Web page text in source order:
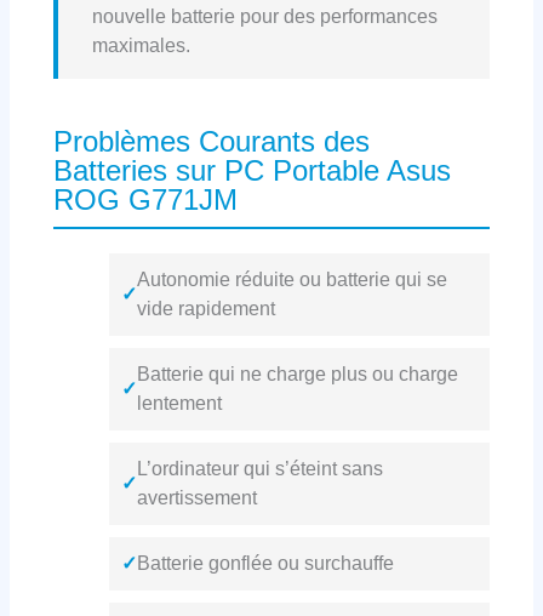
nouvelle batterie pour des performances
maximales.
Problèmes Courants des
Batteries sur PC Portable Asus
ROG G771JM
✓
Autonomie réduite ou batterie qui se
vide rapidement
✓
Batterie qui ne charge plus ou charge
lentement
✓
L’ordinateur qui s’éteint sans
avertissement
✓ Batterie gonflée ou surchauffe